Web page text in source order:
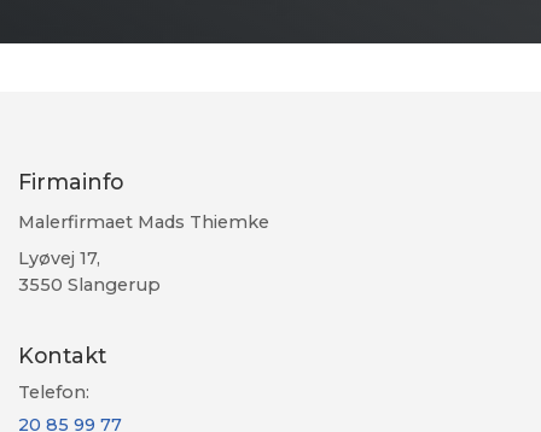
Firmainfo
Malerfirmaet Mads Thiemke
Lyøvej 17,
3550 Slangerup
Kontakt
Telefon:
20 85 99 77